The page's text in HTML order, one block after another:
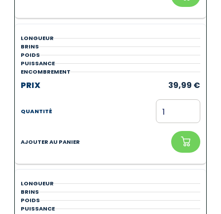
39,99 €